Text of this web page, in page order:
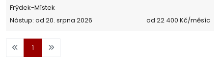
Frýdek-Místek
Nástup: od 20. srpna 2026
od 22 400 Kč/měsíc
1